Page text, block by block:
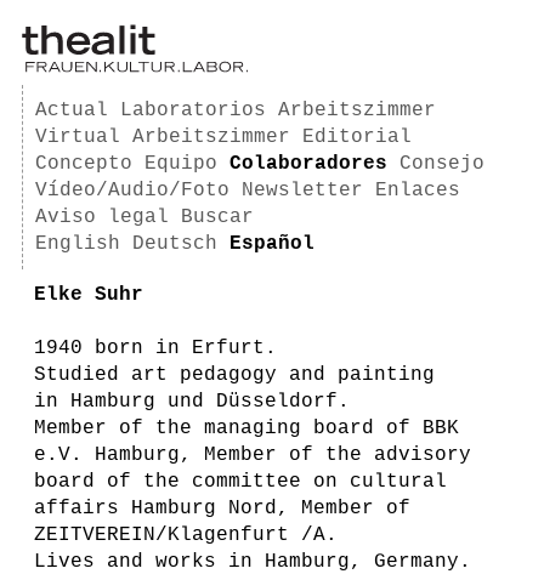
Actual Laboratorios
Arbeitszimmer
Virtual Arbeitszimmer
Editorial
Concepto
Equipo Colaboradores
Consejo
Vídeo/Audio/Foto
Newsletter
Enlaces
Aviso legal
Buscar
English
Deutsch Español
Elke Suhr
1940 born in Erfurt.
Studied art pedagogy and painting
in Hamburg und Düsseldorf.
Member of the managing board of BBK
e.V. Hamburg, Member of the advisory
board of the committee on cultural
affairs Hamburg Nord, Member of
ZEITVEREIN/Klagenfurt /A.
Lives and works in Hamburg, Germany.